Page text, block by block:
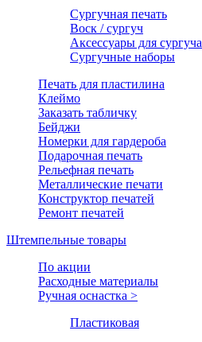
Сургучная печать
Воск / сургуч
Аксессуары для сургуча
Сургучные наборы
Печать для пластилина
Клеймо
Заказать табличку
Бейджи
Номерки для гардероба
Подарочная печать
Рельефная печать
Металлические печати
Конструктор печатей
Ремонт печатей
Штемпельные товары
По акции
Расходные материалы
Ручная оснастка >
Пластиковая